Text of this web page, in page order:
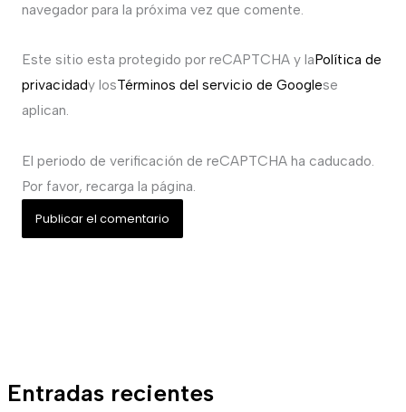
Entradas recientes
navegador para la próxima vez que comente.
Este sitio esta protegido por reCAPTCHA y laPolítica de
privacidady losTérminos del servicio de Googlese
aplican.
El periodo de verificación de reCAPTCHA ha caducado.
Por favor, recarga la página.